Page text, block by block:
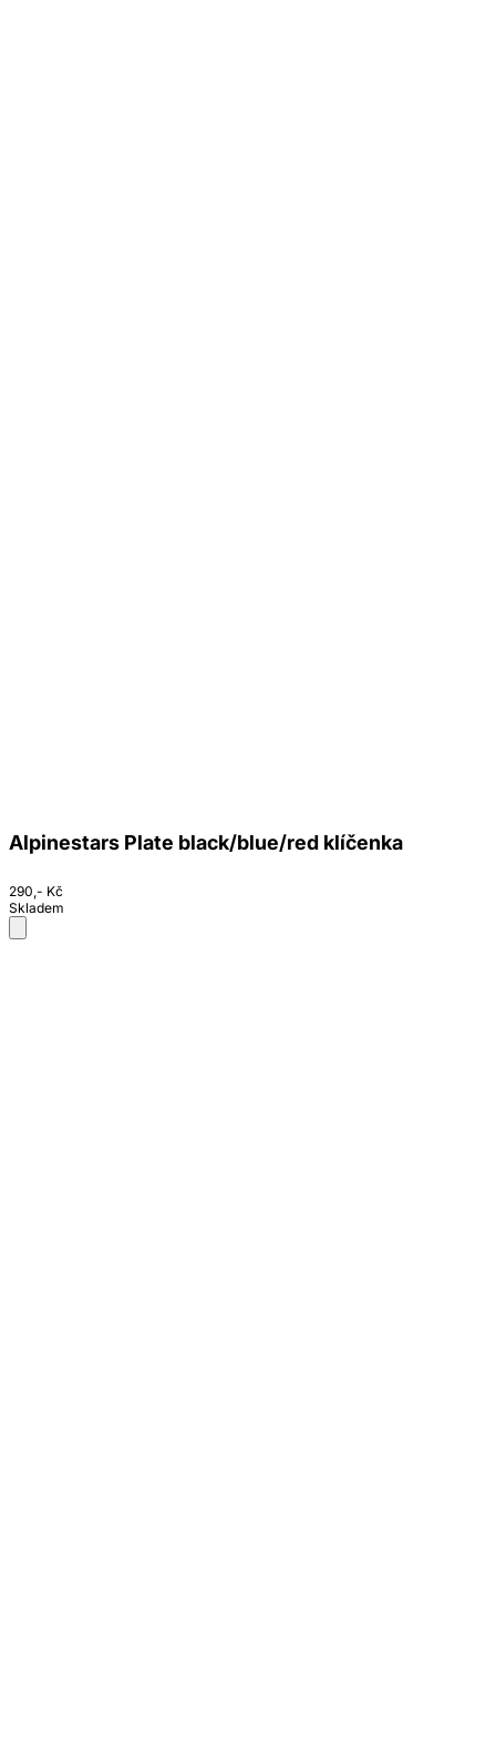
Alpinestars Plate black/blue/red klíčenka
290,- Kč
Skladem